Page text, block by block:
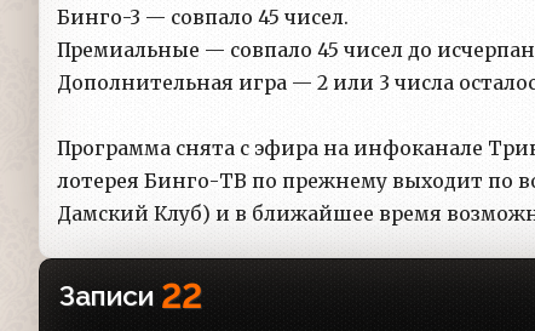
Бинго-3 — совпало 45 чисел.
Премиальные — совпало 45 чисел до
Дополнительная игра — 2 или 3 числа
Программа снята с эфира на инфоканале
лотерея Бинго-ТВ по прежнему выходит по
Дамский Клуб) и в ближайшее время
Записи 22